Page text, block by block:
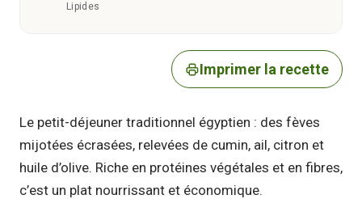
Lipides
Imprimer la recette
Le petit-déjeuner traditionnel égyptien : des fèves
mijotées écrasées, relevées de cumin, ail, citron et
huile d’olive. Riche en protéines végétales et en fibres,
c’est un plat nourrissant et économique.